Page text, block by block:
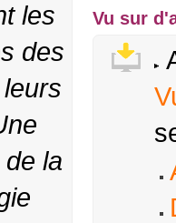
les
des
la
Vu sur